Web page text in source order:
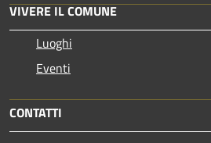
VIVERE IL COMUNE
Luoghi
Eventi
CONTATTI